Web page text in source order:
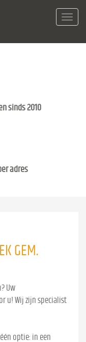
sinds 2010
adres
GEM.
Uw
u! Wij zijn specialist
optie: in een